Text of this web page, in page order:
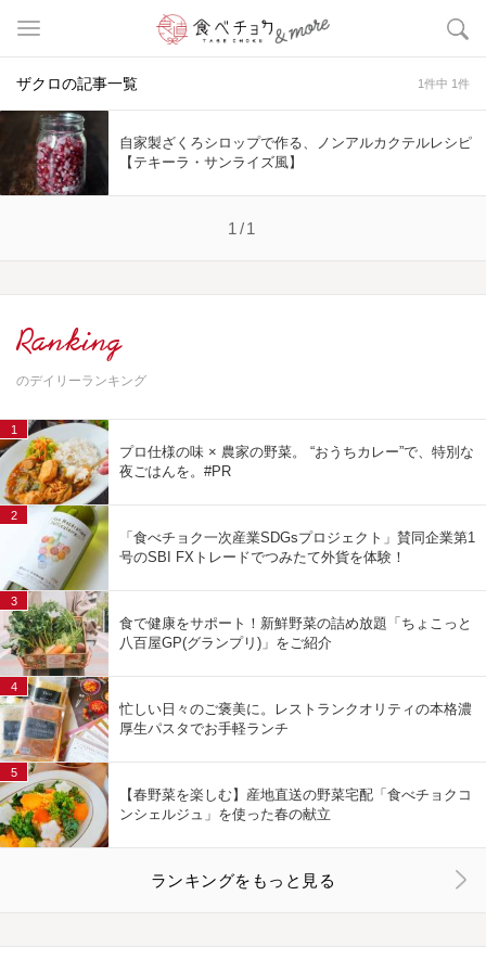
ザクロの記事一覧 1件中 1件
自家製ざくろシロップで作る、ノンアルカクテルレシピ
【テキーラ・サンライズ風】
1/1
Ranking
のデイリーランキング
プロ仕様の味 × 農家の野菜。 “おうちカレー”で、特別な
夜ごはんを。#PR
1
「食べチョク一次産業SDGsプロジェクト」賛同企業第1
号のSBI FXトレードでつみたて外貨を体験！
2
食で健康をサポート！新鮮野菜の詰め放題「ちょこっと
八百屋GP(グランプリ)」をご紹介
3
忙しい日々のご褒美に。レストランクオリティの本格濃
厚生パスタでお手軽ランチ
4
【春野菜を楽しむ】産地直送の野菜宅配「食べチョクコ
ンシェルジュ」を使った春の献立
5
ランキングをもっと見る